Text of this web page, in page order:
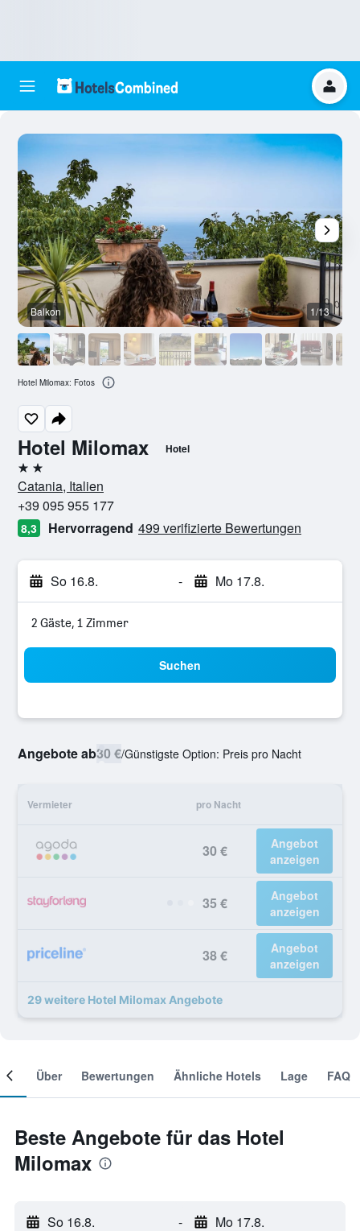
Hotel Milomax Hotel
2 Sterne
Catania, Italien
+39 095 955 177
8,3 Hervorragend 499 verifizierte Bewertungen
So 16.8. - Mo 17.8.
2 Gäste, 1 Zimmer
Suchen
Angebote ab30 €/Günstigste Option: Preis pro Nacht
Vermieter pro Nacht
30 €
Angebot
anzeigen
35 €
Angebot
anzeigen
38 €
Angebot
anzeigen
29 weitere Hotel Milomax Angebote
Balkon 1/13
Hotel Milomax: Fotos
Über Bewertungen Ähnliche Hotels Lage FAQ
Beste Angebote für das Hotel
Milomax
So 16.8. - Mo 17.8.